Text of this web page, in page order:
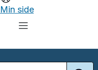
Min side